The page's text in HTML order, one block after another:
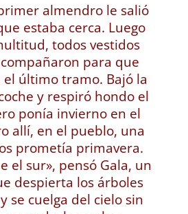
almendro le salió
estaba cerca. Luego
todos vestidos
para que
el último tramo. Bajó la
y respiró hondo el
ponía invierno en el
allí, en el pueblo, una
prometía primavera.
el sur», pensó Gala, un
despierta los árboles
se cuelga del cielo sin